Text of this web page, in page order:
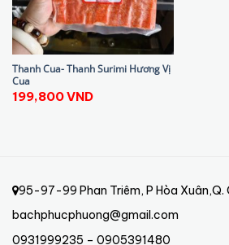
Thanh Cua- Thanh Surimi Hương Vị
Cua
199,800VND
95-97-99 Phan Triêm, P Hòa Xuân,Q.
bachphucphuong@gmail.com
0931999235 – 0905391480